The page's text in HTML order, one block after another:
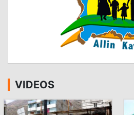
VIDEOS